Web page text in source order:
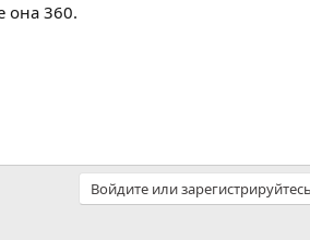
она 360.
Войдите или